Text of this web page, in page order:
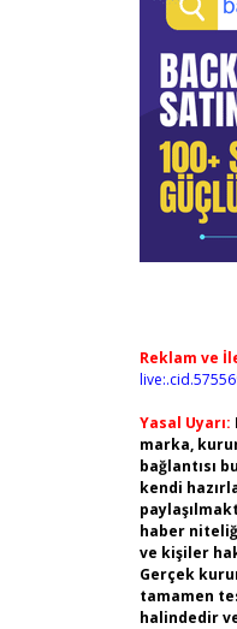
Reklam ve
Yasal Uyarı:
marka,
bağlantısı
kendi
haber
ve kişiler
Gerçek
tamamen
halindedir